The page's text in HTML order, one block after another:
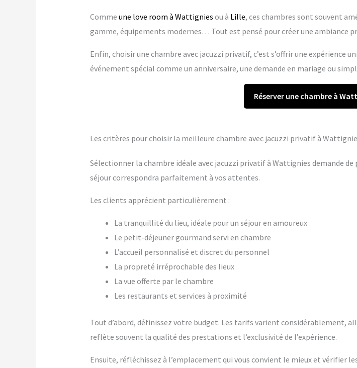
Comme une love room à Wattignies ou à Lille, ces chambres sont souvent
gamme, équipements modernes… Tout est pensé pour créer une ambiance
Enfin, choisir une chambre avec jacuzzi privatif, c’est s’offrir une expérience
événement spécial comme un anniversaire, une demande en mariage ou
Réserver une chambre à
Les critères pour choisir la meilleure chambre avec jacuzzi privatif à
Sélectionner la chambre idéale avec jacuzzi privatif à Wattignies demande
séjour correspondra parfaitement à vos attentes.
Les clients apprécient particulièrement :
La tranquillité du lieu, idéale pour un séjour en amoureux
Le petit-déjeuner gourmand servi en chambre
L’accueil personnalisé et discret du personnel
La propreté irréprochable des lieux
La vue offerte par le chambre
Les restaurants et services à proximité
Tout d’abord, définissez votre budget. Les tarifs varient considérablement,
reflète souvent la qualité des prestations et l’exclusivité de l’expérience.
Ensuite, réfléchissez à l’emplacement qui vous convient le mieux et vérifier